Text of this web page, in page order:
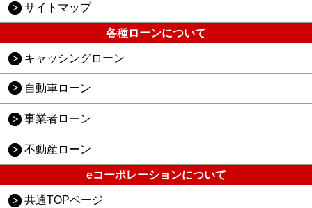
サイトマップ
各種ローンについて
キャッシングローン
自動車ローン
事業者ローン
不動産ローン
eコーポレーションについて
共通TOPページ